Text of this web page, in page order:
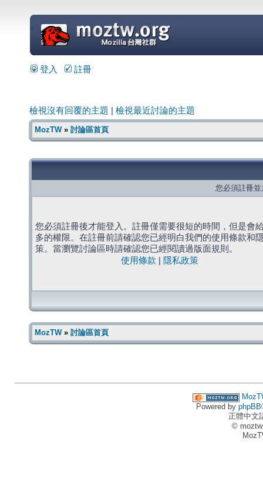
=
登入 註冊
檢視沒有回覆的主題 檢視最近討論的主題
MozTW» 討論區首頁
您必須註冊
您必須註冊後才能登入。註冊僅需要很短的時間，但是會
多的權限。在註冊前請確認您已經明白我們的使用條款和
策。當瀏覽討論區時請確認您已經閱讀過版面規則。
使用條款
隱私政策
MozTW» 討論區首頁
Powered by phpBB
正體中文
©